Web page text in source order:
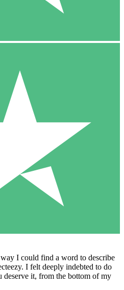
I could find a word to describe
I felt deeply indebted to do
deserve it, from the bottom of my